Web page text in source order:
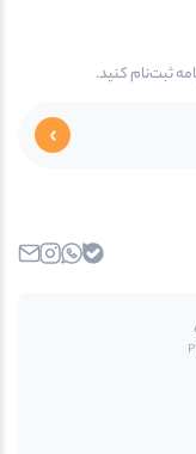
ثبت‌نام کنید.
واتساپ
اینستاگرامایمیل